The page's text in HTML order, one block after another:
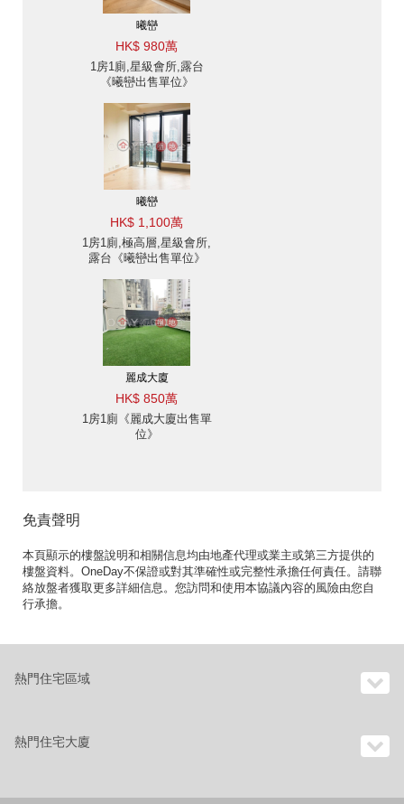
曦巒
HK$ 980萬
1房1廁,星級會所,露台
《曦巒出售單位》
曦巒
HK$ 1,100萬
1房1廁,極高層,星級會所,
露台《曦巒出售單位》
麗成大廈
HK$ 850萬
1房1廁《麗成大廈出售單
位》
免責聲明
本頁顯示的樓盤說明和相關信息均由地產代理或業主或第三方提供的
樓盤資料。OneDay不保證或對其準確性或完整性承擔任何責任。請聯
絡放盤者獲取更多詳細信息。您訪問和使用本協議內容的風險由您自
行承擔。
熱門住宅區域
熱門住宅大廈